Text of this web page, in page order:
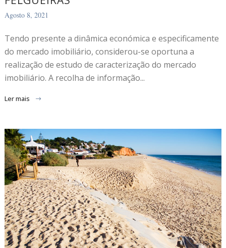
Agosto 8, 2021
Tendo presente a dinâmica económica e especificamente
do mercado imobiliário, considerou-se oportuna a
realização de estudo de caracterização do mercado
imobiliário. A recolha de informação...
Ler mais